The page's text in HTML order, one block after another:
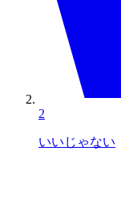
2
いいじゃない